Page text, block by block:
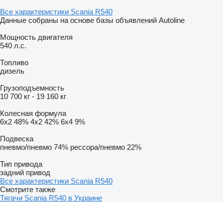
Все характеристики Scania R540
Данные собраны на основе базы объявлений Autoline
Мощность двигателя
540 л.с.
Топливо
дизель
Грузоподъемность
10 700 кг - 19 160 кг
Колесная формула
6x2 48% 4x2 42% 6x4 9%
Подвеска
пневмо/пневмо 74% рессора/пневмо 22%
Тип привода
задний привод
Все характеристики Scania R540
Смотрите также
Тягачи Scania R540 в Украине